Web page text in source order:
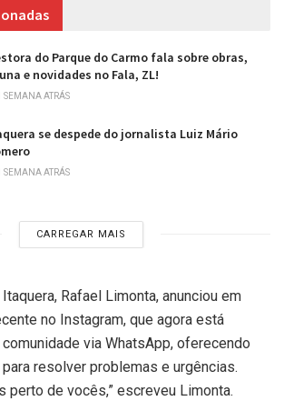
do Parque do Carmo fala sobre obras,
e novidades no Fala, ZL!
SEMANA ATRÁS
se despede do jornalista Luiz Mário
SEMANA ATRÁS
CARREGAR MAIS
Rafael Limonta, anunciou em
no Instagram, que agora está
via WhatsApp, oferecendo
resolver problemas e urgências.
perto de vocês,” escreveu Limonta.